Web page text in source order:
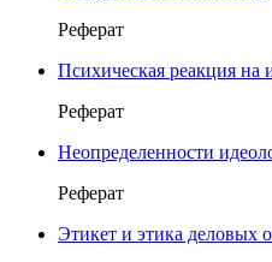
Реферат
Психическая реакция на
Реферат
Неопределенности
Реферат
Этикет и этика деловых